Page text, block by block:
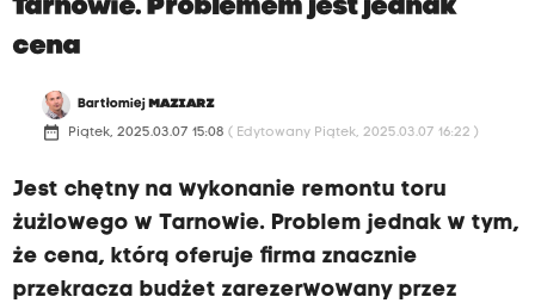
Tarnowie. Problemem jest jednak
cena
Bartłomiej MAZIARZ
date_range Piątek, 2025.03.07 15:08 ( Edytowany Piątek, 2025.03.07 16:22 )
Jest chętny na wykonanie remontu toru
żużlowego w Tarnowie. Problem jednak w tym,
że cena, którą oferuje firma znacznie
przekracza budżet zarezerwowany przez